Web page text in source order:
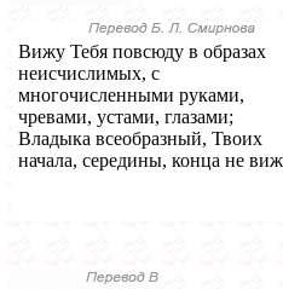
Вижу Тебя повсюду в образах
неисчислимых, с
многочисленными руками,
чревами, устами, глазами;
Владыка всеобразный, Твоих
начала, середины, конца не